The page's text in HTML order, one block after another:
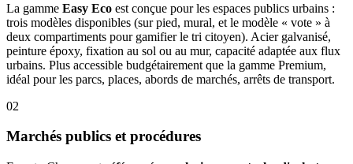
La gamme Easy Eco est conçue pour les espaces publics urbains :
trois modèles disponibles (sur pied, mural, et le modèle « vote » à
deux compartiments pour gamifier le tri citoyen). Acier galvanisé,
peinture époxy, fixation au sol ou au mur, capacité adaptée aux flux
urbains. Plus accessible budgétairement que la gamme Premium,
idéal pour les parcs, places, abords de marchés, arrêts de transport.
02
Marchés publics et procédures